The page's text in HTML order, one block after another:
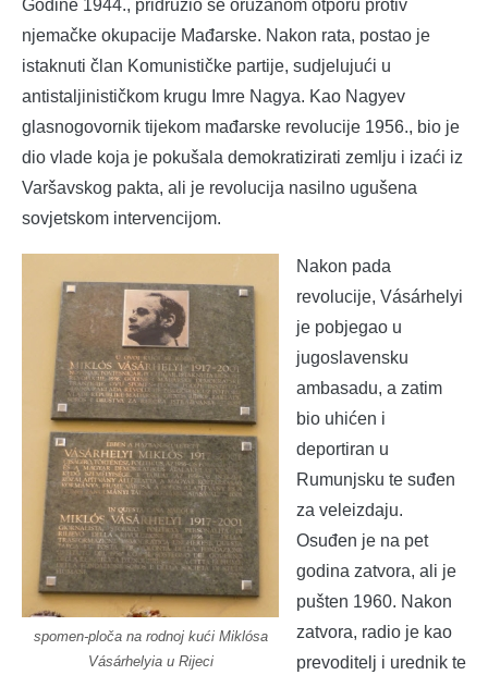
Godine 1944., pridružio se oružanom otporu protiv
njemačke okupacije Mađarske. Nakon rata, postao je
istaknuti član Komunističke partije, sudjelujući u
antistaljinističkom krugu Imre Nagya. Kao Nagyev
glasnogovornik tijekom mađarske revolucije 1956., bio je
dio vlade koja je pokušala demokratizirati zemlju i izaći iz
Varšavskog pakta, ali je revolucija nasilno ugušena
sovjetskom intervencijom.
spomen-ploča na rodnoj kući Miklósa
Vásárhelyia u Rijeci
Nakon pada
revolucije, Vásárhelyi
je pobjegao u
jugoslavensku
ambasadu, a zatim
bio uhićen i
deportiran u
Rumunjsku te suđen
za veleizdaju.
Osuđen je na pet
godina zatvora, ali je
pušten 1960. Nakon
zatvora, radio je kao
prevoditelj i urednik te